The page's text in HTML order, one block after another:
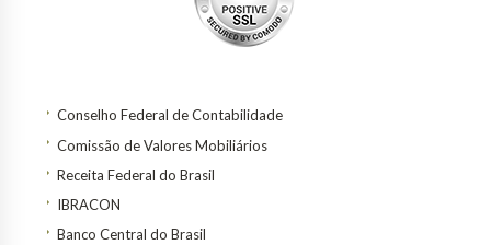
Conselho Federal de Contabilidade
Comissão de Valores Mobiliários
Receita Federal do Brasil
IBRACON
Banco Central do Brasil